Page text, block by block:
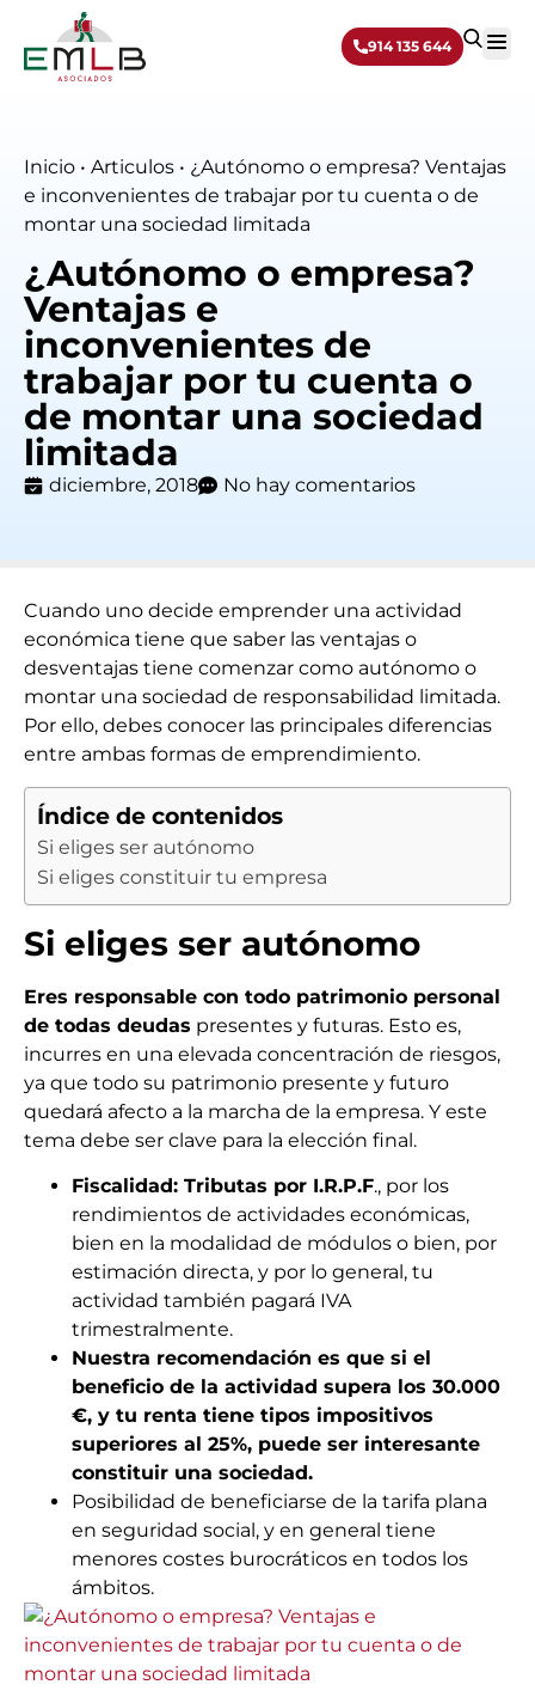
914 135 644
Inicio • Articulos • ¿Autónomo o empresa? Ventajas
e inconvenientes de trabajar por tu cuenta o de
montar una sociedad limitada
¿Autónomo o empresa?
Ventajas e
inconvenientes de
trabajar por tu cuenta o
de montar una sociedad
limitada
diciembre, 2018 No hay comentarios
Cuando uno decide emprender una actividad
económica tiene que saber las ventajas o
desventajas tiene comenzar como autónomo o
montar una sociedad de responsabilidad limitada.
Por ello, debes conocer las principales diferencias
entre ambas formas de emprendimiento.
Índice de contenidos
Si eliges ser autónomo
Si eliges constituir tu empresa
Si eliges ser autónomo
Eres responsable con todo patrimonio personal
de todas deudas presentes y futuras. Esto es,
incurres en una elevada concentración de riesgos,
ya que todo su patrimonio presente y futuro
quedará afecto a la marcha de la empresa. Y este
tema debe ser clave para la elección final.
Fiscalidad: Tributas por I.R.P.F., por los
rendimientos de actividades económicas,
bien en la modalidad de módulos o bien, por
estimación directa, y por lo general, tu
actividad también pagará IVA
trimestralmente.
Nuestra recomendación es que si el
beneficio de la actividad supera los 30.000
€, y tu renta tiene tipos impositivos
superiores al 25%, puede ser interesante
constituir una sociedad.
Posibilidad de beneficiarse de la tarifa plana
en seguridad social, y en general tiene
menores costes burocráticos en todos los
ámbitos.